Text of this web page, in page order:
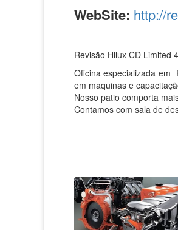
WebSite: http://
Revisão Hilux CD Limited
Oficina especializada em
em maquinas e
Nosso patio comporta
Contamos com sala de